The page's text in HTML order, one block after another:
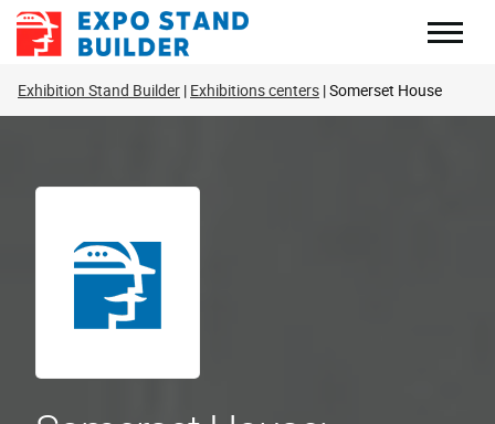
Перейти
Exhibition Stand Builder Exhibitions centers Somerset House